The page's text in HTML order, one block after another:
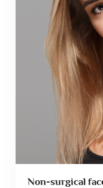
Non-surgical